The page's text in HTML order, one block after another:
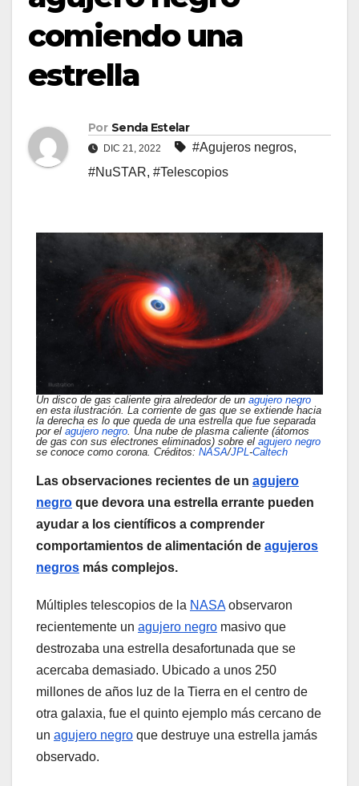
comiendo una
estrella
Por Senda Estelar
DIC 21, 2022 #Agujeros negros,
#NuSTAR, #Telescopios
Un disco de gas caliente gira alrededor de un agujero negro
en esta ilustración. La corriente de gas que se extiende hacia
la derecha es lo que queda de una estrella que fue separada
por el agujero negro . Una nube de plasma caliente (átomos
de gas con sus electrones eliminados) sobre el agujero negro
se conoce como corona. Créditos: NASA/JPL -Caltech
Las observaciones recientes de un agujero
negro que devora una estrella errante pueden
ayudar a los científicos a comprender
comportamientos de alimentación de agujeros
negros más complejos.
Múltiples telescopios de la NASAobservaron
recientemente un agujero negro masivo que
destrozaba una estrella desafortunada que se
acercaba demasiado. Ubicado a unos 250
millones de años luz de la Tierra en el centro de
otra galaxia, fue el quinto ejemplo más cercano de
un agujero negro que destruye una estrella jamás
observado.